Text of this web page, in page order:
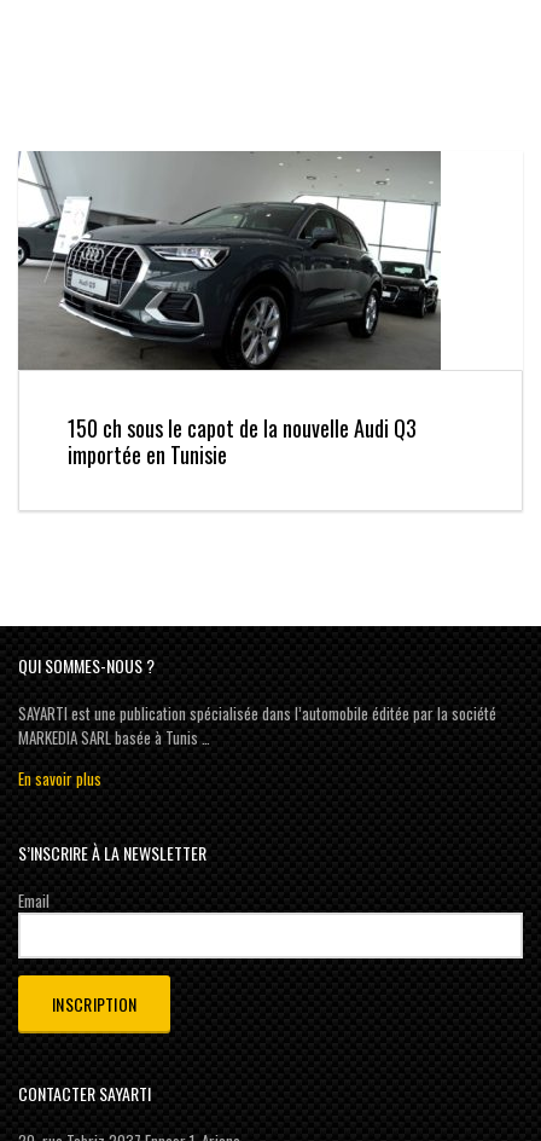
150 ch sous le capot de la nouvelle Audi Q3
importée en Tunisie
QUI SOMMES-NOUS ?
SAYARTI est une publication spécialisée dans l’automobile éditée par la société
MARKEDIA SARL basée à Tunis …
En savoir plus
S’INSCRIRE À LA NEWSLETTER
Email
CONTACTER SAYARTI